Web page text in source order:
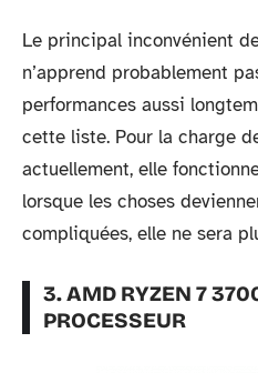
Le principal inconvénient
n’apprend probablement
performances aussi
cette liste. Pour la charge
actuellement, elle
lorsque les choses
compliquées, elle ne sera
3. AMD RYZEN 7
PROCESSEUR